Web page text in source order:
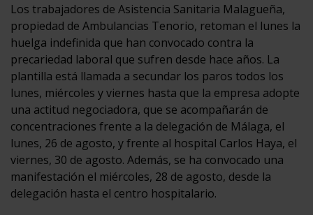
Los trabajadores de Asistencia Sanitaria Malagueña,
propiedad de Ambulancias Tenorio, retoman el lunes la
huelga indefinida que han convocado contra la
precariedad laboral que sufren desde hace años. La
plantilla está llamada a secundar los paros todos los
lunes, miércoles y viernes hasta que la empresa adopte
una actitud negociadora, que se acompañarán de
concentraciones frente a la delegación de Málaga, el
lunes, 26 de agosto, y frente al hospital Carlos Haya, el
viernes, 30 de agosto. Además, se ha convocado una
manifestación el miércoles, 28 de agosto, desde la
delegación hasta el centro hospitalario.